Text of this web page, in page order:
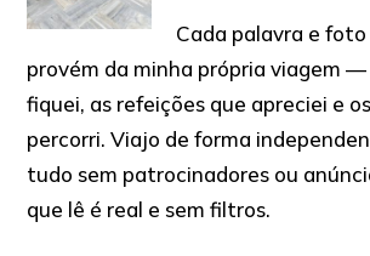
Cada palavra e
provém da minha própria viagem —
fiquei, as refeições que apreciei e
percorri. Viajo de forma
tudo sem patrocinadores ou
que lê é real e sem filtros.